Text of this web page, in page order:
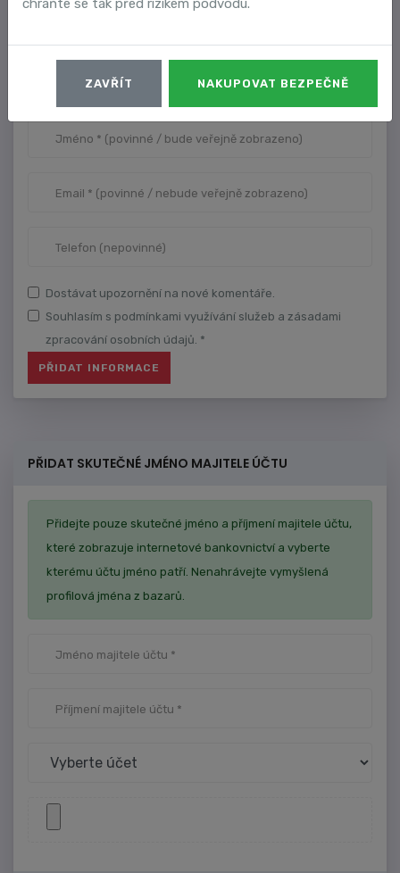
VAŠE ÚDAJE
Dostávat upozornění na nové komentáře.
Souhlasím s podmínkami využívání služeb a zásadami
zpracování osobních údajů. *
PŘIDAT SKUTEČNÉ JMÉNO MAJITELE ÚČTU
Přidejte pouze skutečné jméno a příjmení majitele účtu,
které zobrazuje internetové bankovnictví a vyberte
kterému účtu jméno patří. Nenahrávejte vymyšlená
profilová jména z bazarů.
ZAVŘÍT NAKUPOVAT BEZPEČNĚ